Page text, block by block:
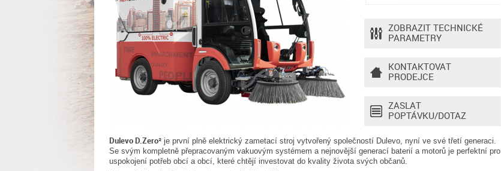
ZOBRAZIT TECHNICKÉ
PARAMETRY
KONTAKTOVAT
PRODEJCE
ZASLAT
POPTÁVKU/DOTAZ
Dulevo D.Zero² je první plně elektrický zametací stroj vytvořený společností Dulevo, nyní ve své třetí generaci.
Se svým kompletně přepracovaným vakuovým systémem a nejnovější generací baterií a motorů je perfektní pro
uspokojení potřeb obcí a obcí, které chtějí investovat do kvality života svých občanů.